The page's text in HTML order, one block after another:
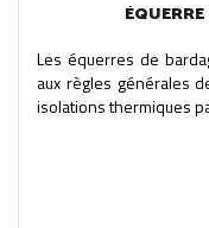
Les équerres de
aux règles générales
isolations thermiques